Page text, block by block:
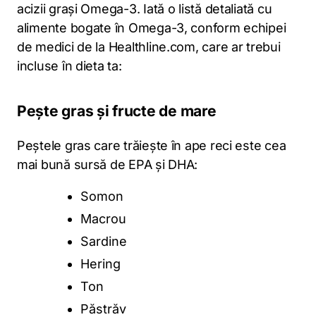
acizii grași Omega-3. Iată o listă detaliată cu
alimente bogate în Omega-3, conform echipei
de medici de la Healthline.com, care ar trebui
incluse în dieta ta:
Pește gras și fructe de mare
Peștele gras care trăiește în ape reci este cea
mai bună sursă de EPA și DHA:
Somon
Macrou
Sardine
Hering
Ton
Păstrăv